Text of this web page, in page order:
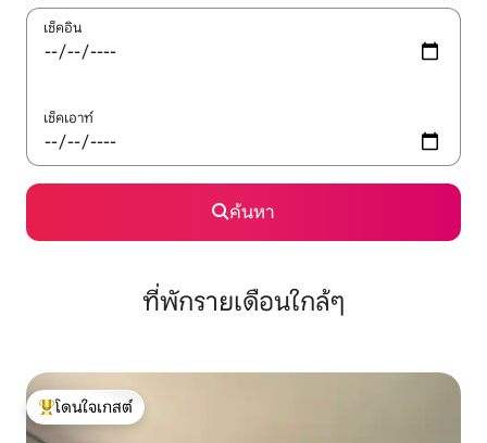
เช็คอิน
เช็คเอาท์
ค้นหา
ที่พักรายเดือนใกล้ๆ
โดนใจเกสต์ที่สุด
โดนใจเกสต์